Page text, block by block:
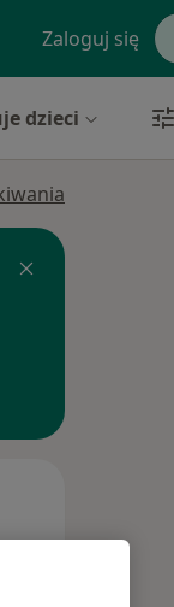
Zaloguj się
dzieci